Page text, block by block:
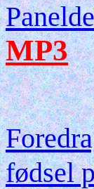
MP3
fødsel